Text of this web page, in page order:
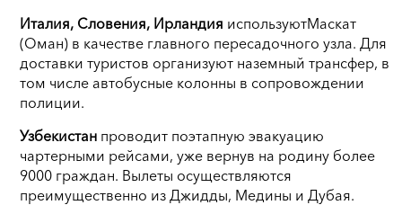
Италия, Словения, Ирландия используютМаскат
(Оман) в качестве главного пересадочного узла. Для
доставки туристов организуют наземный трансфер, в
том числе автобусные колонны в сопровождении
полиции.
Узбекистан проводит поэтапную эвакуацию
чартерными рейсами, уже вернув на родину более
9000 граждан. Вылеты осуществляются
преимущественно из Джидды, Медины и Дубая.